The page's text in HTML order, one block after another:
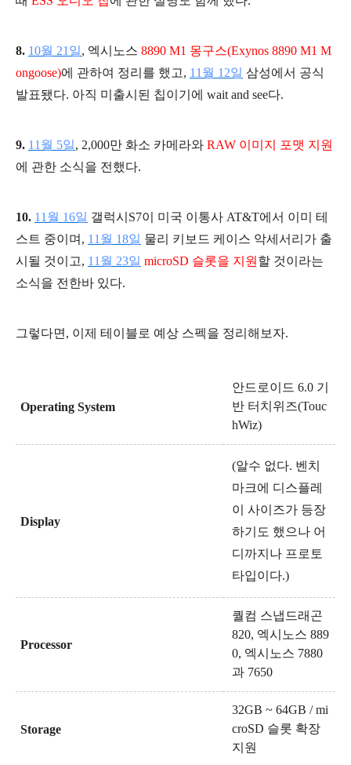
8. 10월 21일, 엑시노스 8890 M1 몽구스(Exynos 8890 M1 M
ongoose)에 관하여 정리를 했고, 11월 12일 삼성에서 공식
발표됐다. 아직 미출시된 칩이기에 wait and see다.
9. 11월 5일, 2,000만 화소 카메라와 RAW 이미지 포맷 지원
에 관한 소식을 전했다.
10. 11월 16일 갤럭시S7이 미국 이통사 AT&T에서 이미 테
스트 중이며, 11월 18일 물리 키보드 케이스 악세서리가 출
시될 것이고, 11월 23일 microSD 슬롯을 지원 할 것이라는
소식을 전한바 있다.
그렇다면, 이제 테이블로 예상 스펙을 정리해보자.
Operating System
안드로이드 6.0 기
반 터치위즈(Touc
hWiz)
Display
(알수 없다. 벤치
마크에 디스플레
이 사이즈가 등장
하기도 했으나 어
디까지나 프로토
타입이다.)
Processor
퀄컴 스냅드래곤
820, 엑시노스 889
0, 엑시노스 7880
과 7650
Storage
32GB ~ 64GB / mi
croSD 슬롯 확장
지원